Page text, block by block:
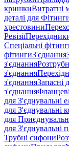
кришкиВитратні
деталі для
хрестовини
Ревізії
Спеціальні
фітингиЗ'єднання
з'єднання
з'єднання
з'єднанняЗапасні
з'єднання
для З'єднувальні
для З'єднувальні
для
для З'єднувальні
Трубні сифони